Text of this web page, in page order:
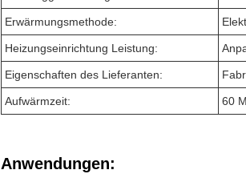
Erwärmungsmethode:
Heizungseinrichtung Leistung:
Eigenschaften des Lieferanten:
Aufwärmzeit: 60
Anwendungen: